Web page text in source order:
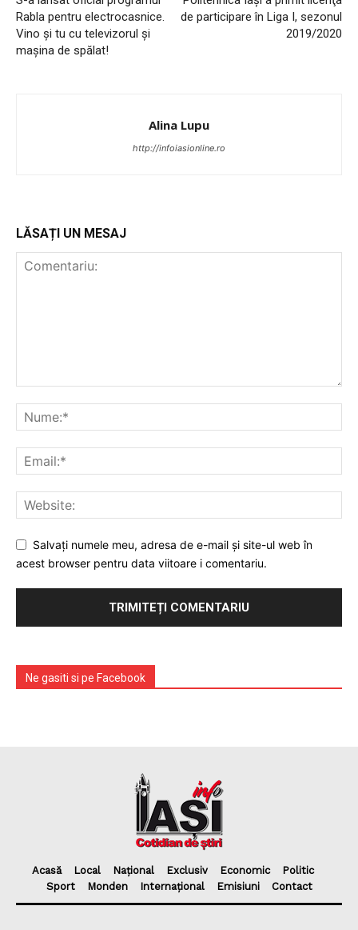
INFO IAȘI
Emisiuni
Prelucrarea datelor cu caracter personal
Rabla pentru electrocasnice.
Vino și tu cu televizorul și
mașina de spălat!
de participare în Liga I, sezonul
2019/2020
Alina Lupu
http://infoiasionline.ro
LĂSAȚI UN MESAJ
Salvați numele meu, adresa de e-mail și site-ul web în
acest browser pentru data viitoare i comentariu.
Ne gasiti si pe Facebook
Acasă Local Național Exclusiv Economic
Politic
Sport
Monden Internațional Emisiuni Contact